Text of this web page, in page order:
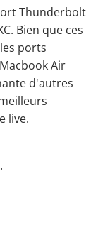
Thunderbolt
Bien que ces
ports
Air
d'autres
live.